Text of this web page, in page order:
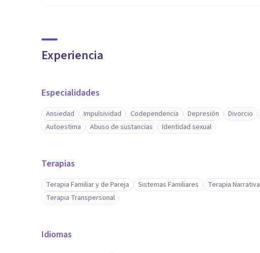
Experiencia
Especialidades
Ansiedad Impulsividad Codependencia Depresión Divorcio
Autoestima
Abuso de sustancias Identidad sexual
Terapias
Terapia Familiar y de Pareja Sistemas Familiares Terapia Narrativa
Terapia Transpersonal
Idiomas